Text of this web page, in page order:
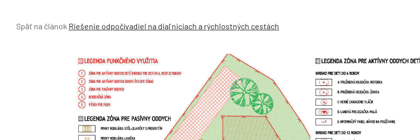
Späť na článok Riešenie odpočívadiel na diaľniciach a rýchlostných cestách